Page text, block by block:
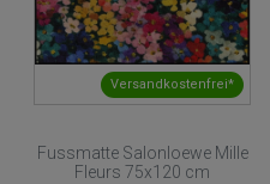
Versandkostenfrei*
Fussmatte Salonloewe Mille
Fleurs 75x120 cm